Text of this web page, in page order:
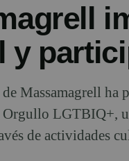
y
Massamagrell ha
LGTBIQ+,
de actividades